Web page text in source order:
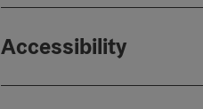
Accessibility